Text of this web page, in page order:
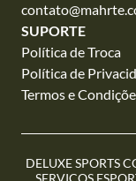
SUPORTE
Política de Troca
Política de
Termos e
DELUXE SPORTS
SERVICOS